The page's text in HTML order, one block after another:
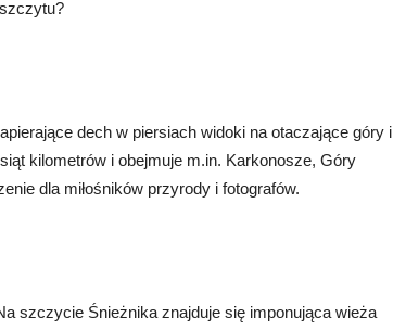
dech w piersiach widoki na otaczające góry i
kilometrów i obejmuje m.in. Karkonosze, Góry
dla miłośników przyrody i fotografów.
szczycie Śnieżnika znajduje się imponująca wieża